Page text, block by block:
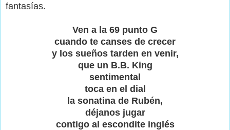
fantasías.
Ven a la 69 punto G
cuando te canses de crecer
y los sueños tarden en venir,
que un B.B. King
sentimental
toca en el dial
la sonatina de Rubén,
déjanos jugar
contigo al escondite inglés